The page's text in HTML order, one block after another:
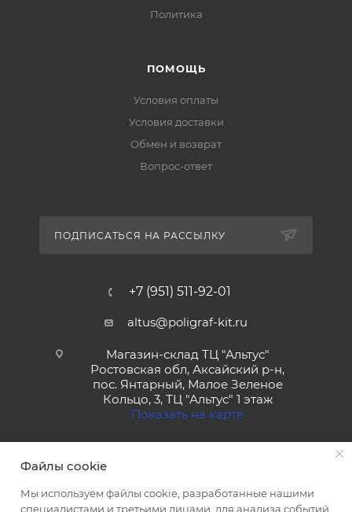
Политика
ПОМОЩЬ
Условия оплаты
Условия доставки
Обмен и возврат
Вопрос-ответ
ПОДПИСАТЬСЯ НА РАССЫЛКУ
+7 (951) 511-92-01
altus@poligraf-kit.ru
Магазин-склад ТЦ "Альтус"
Ростовская обл, Аксайский р-н,
пос. Янтарный, Малое Зеленое
Кольцо, 3, ТЦ "Альтус" 1 этаж
Показать на карте
Файлы cookie
Мы используем файлы cookie, разработанные нашими
специалистами и третьими лицами, для анализа событий